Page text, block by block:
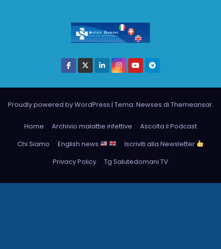
Proudly powered by WordPress | Tema: Newses di Themeansar.
Home Archivio malattie infettive
Ascolta il Podcast
Chi Siamo
English news
Iscriviti alla Newsletter
Privacy Policy
Tg Salutedomani TV